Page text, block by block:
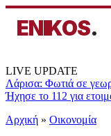
ENIKOS.
LIVE UPDATE
Λάρισα: Φωτιά σε
Ήχησε το 112 για
Αρχική » Oικονομία